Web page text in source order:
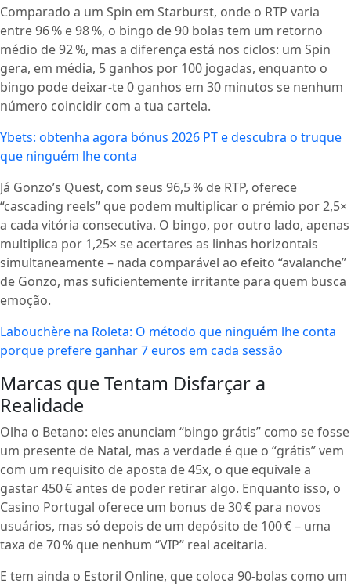
Comparado a um Spin em Starburst, onde o RTP varia
entre 96 % e 98 %, o bingo de 90 bolas tem um retorno
médio de 92 %, mas a diferença está nos ciclos: um Spin
gera, em média, 5 ganhos por 100 jogadas, enquanto o
bingo pode deixar-te 0 ganhos em 30 minutos se nenhum
número coincidir com a tua cartela.
Ybets: obtenha agora bónus 2026 PT e descubra o truque
que ninguém lhe conta
Já Gonzo’s Quest, com seus 96,5 % de RTP, oferece
“cascading reels” que podem multiplicar o prémio por 2,5×
a cada vitória consecutiva. O bingo, por outro lado, apenas
multiplica por 1,25× se acertares as linhas horizontais
simultaneamente – nada comparável ao efeito “avalanche”
de Gonzo, mas suficientemente irritante para quem busca
emoção.
Labouchère na Roleta: O método que ninguém lhe conta
porque prefere ganhar 7 euros em cada sessão
Marcas que Tentam Disfarçar a
Realidade
Olha o Betano: eles anunciam “bingo grátis” como se fosse
um presente de Natal, mas a verdade é que o “grátis” vem
com um requisito de aposta de 45x, o que equivale a
gastar 450 € antes de poder retirar algo. Enquanto isso, o
Casino Portugal oferece um bonus de 30 € para novos
usuários, mas só depois de um depósito de 100 € – uma
taxa de 70 % que nenhum “VIP” real aceitaria.
E tem ainda o Estoril Online, que coloca 90‑bolas como um